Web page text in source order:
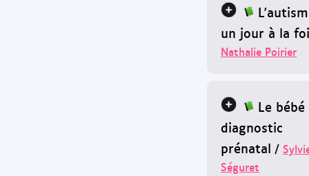
un jour à la
Nathalie Poirier
Le
diagnostic
prénatal /
Séguret